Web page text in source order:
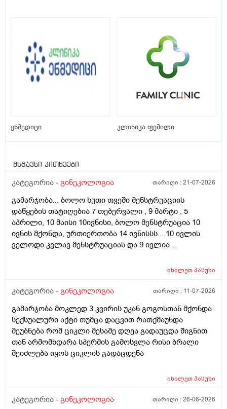
ენმედიცი კლინიკა ფემილი
მსგავსი კითხვები
კატეგორია - გინეკოლოგია თარიღი :21-07-2026
გამარჯობა... ბოლო ხუთი თვეში მენსტრუაციის
დაწყების თატიღებია 7 თებერვალი , 9 მარტი , 5
აპრილი, 10 მაისი 10ივნისი, ბოლო მენსტრუაცია 10
ივნის მქონდა, ურთიერთობა 14 ივნისსს... 10 ივლის
ველოდი კვლავ მენსტრუაციას და 9 ივლია
მენსტრუაცია 10 დღეა გადამიცდს,,, ორსულობას არ
თვე გავიდა... 9 ივლის რო დავორსულებოდი როგორ
ტკივილის ხან არა, შარდვის შემდეგ ტკივილი და
შებერილობის შეგრძმება...ჩემით ორციპოლი და
ნოშპაც დავლიეე.... რა უნდა ვქნა
იხილეთპასუხი
კატეგორია - გინეკოლოგია თარიღი : 11-07-2026
გამარჯობა მოკლედ 3 კვირის უკან გოგოსთან მქონდა
სექსუალური აქტი თუმცა დაცვით რათქმაუნდა
მეუბნება რომ ციკლი მესამე დღეა გადაუცდა შიგნით
თან არმომხდარა სპერმის გამოსვლა რისი ბრალი
შეიძლება იყოს ციკლის გადაცდენა
იხილეთპასუხი
კატეგორია - გინეკოლოგია თარიღი :26-06-2026